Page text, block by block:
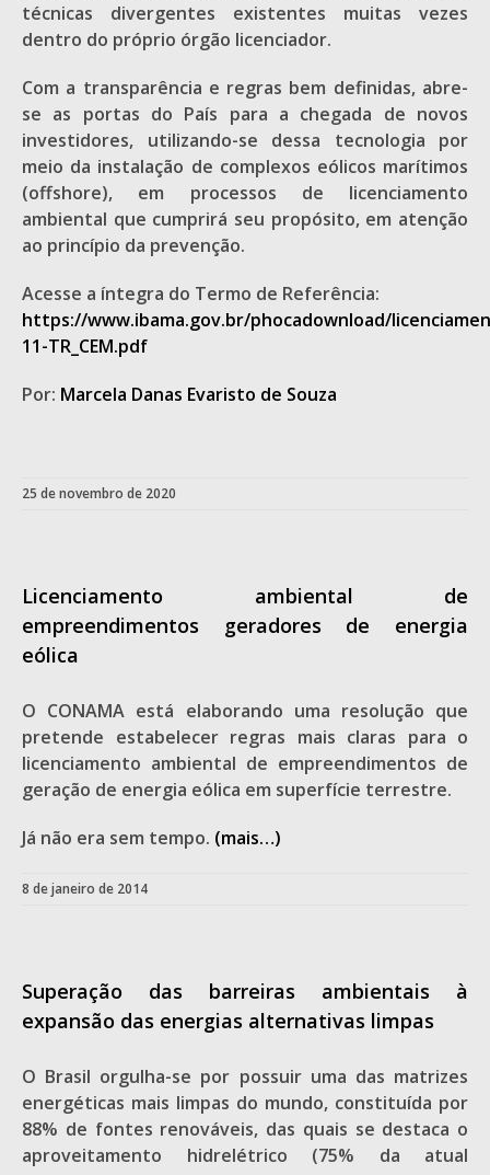
técnicas divergentes existentes muitas vezes
dentro do próprio órgão licenciador.
Com a transparência e regras bem definidas, abre-
se as portas do País para a chegada de novos
investidores, utilizando-se dessa tecnologia por
meio da instalação de complexos eólicos marítimos
(offshore), em processos de licenciamento
ambiental que cumprirá seu propósito, em atenção
ao princípio da prevenção.
Acesse a íntegra do Termo de Referência:
https://www.ibama.gov.br/phocadownload/
11-TR_CEM.pdf
Por: Marcela Danas Evaristo de Souza
25 de novembro de 2020
Licenciamento ambiental de
empreendimentos geradores de energia
eólica
O CONAMA está elaborando uma resolução que
pretende estabelecer regras mais claras para o
licenciamento ambiental de empreendimentos de
geração de energia eólica em superfície terrestre.
Já não era sem tempo. (mais…)
8 de janeiro de 2014
Superação das barreiras ambientais à
expansão das energias alternativas limpas
O Brasil orgulha-se por possuir uma das matrizes
energéticas mais limpas do mundo, constituída por
88% de fontes renováveis, das quais se destaca o
aproveitamento hidrelétrico (75% da atual